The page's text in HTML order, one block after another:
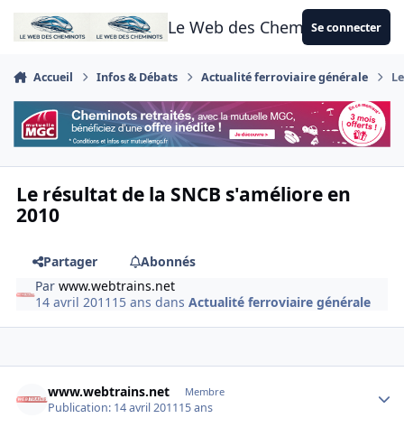
Aller au contenu
Le Web des CheminotsSe connecter
Accueil Infos & Débats Actualité ferroviaire générale
Le résultat de la SNCB s'améliore en
2010
Partager
Abonnés
Parwww.webtrains.net
14 avril 2011 15 ans dansActualité ferroviaire générale
www.webtrains.net Membre
Publication: 14 avril 201115 ans